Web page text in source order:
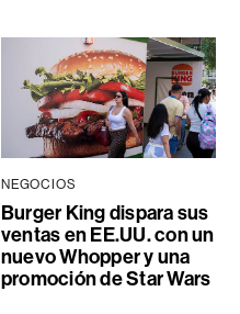
NEGOCIOS
Burger King dispara sus
ventas en EE.UU. con un
nuevo Whopper y una
promoción de Star Wars